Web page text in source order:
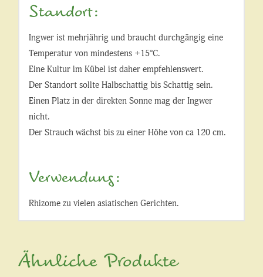
Standort:
Ingwer ist mehrjährig und braucht durchgängig eine
Temperatur von mindestens +15°C.
Eine Kultur im Kübel ist daher empfehlenswert.
Der Standort sollte Halbschattig bis Schattig sein.
Einen Platz in der direkten Sonne mag der Ingwer
nicht.
Der Strauch wächst bis zu einer Höhe von ca 120 cm.
Verwendung:
Rhizome zu vielen asiatischen Gerichten.
Ähnliche Produkte